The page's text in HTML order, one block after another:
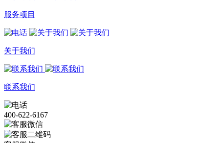
服务项目
关于我们
联系我们
400-622-6167